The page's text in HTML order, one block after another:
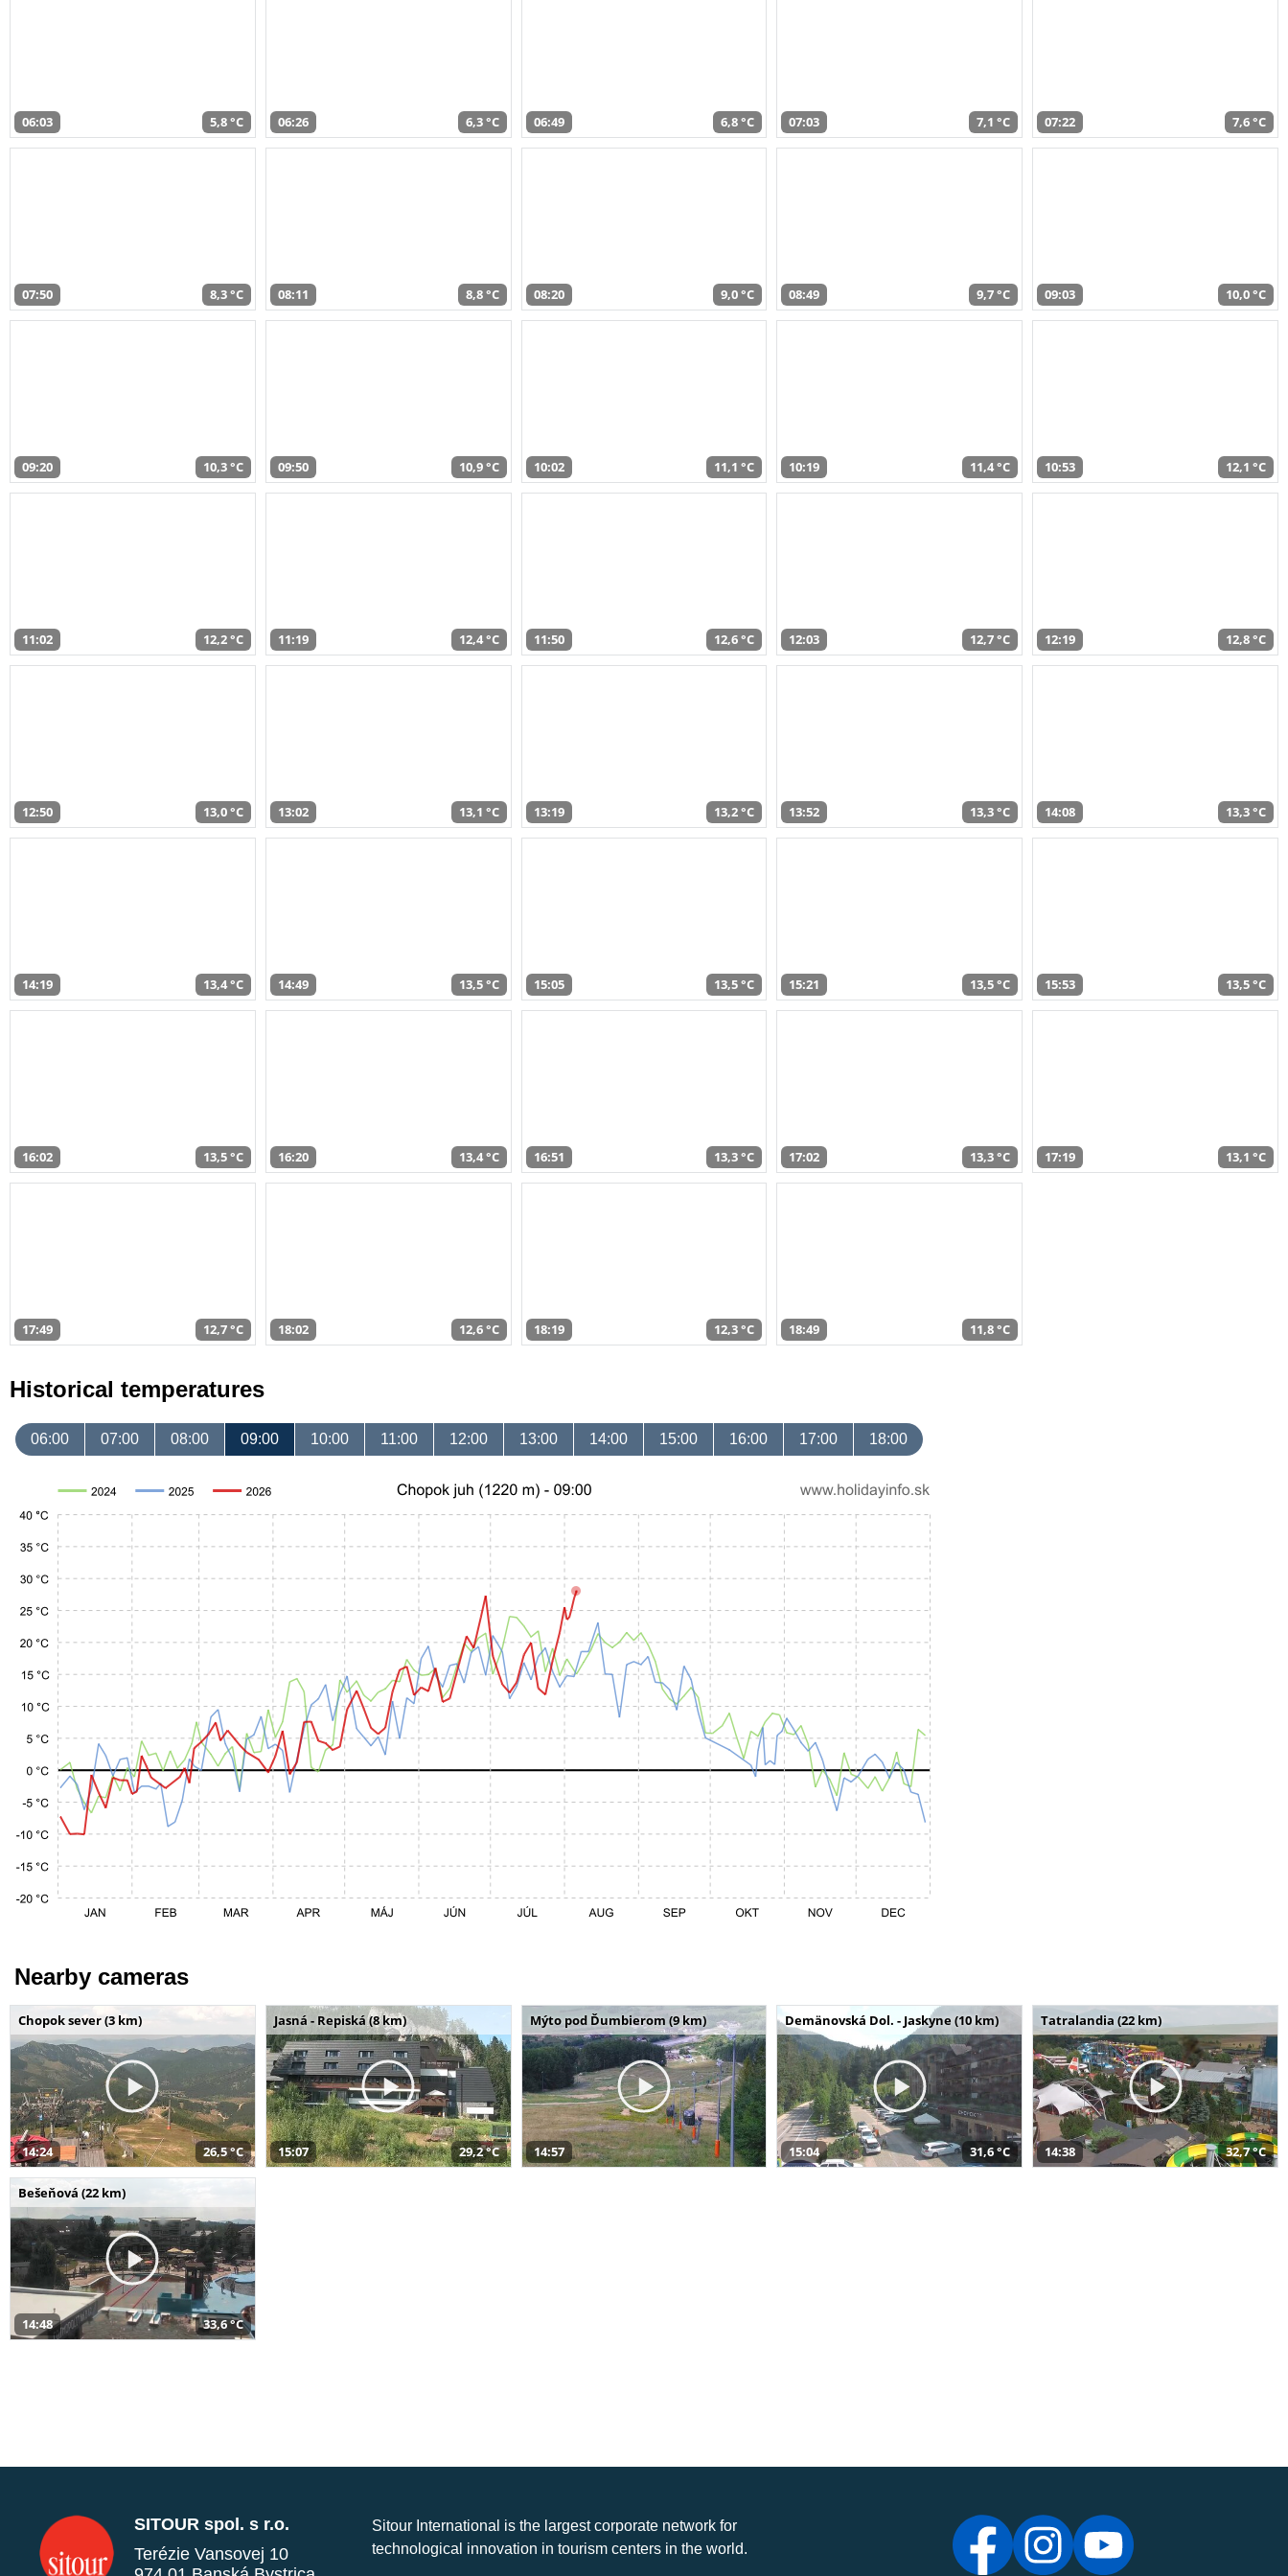
06:03 5,8 °C 06:26 6,3 °C 06:49 6,8 °C 07:03 7,1 °C 07:22 7,6 °C
07:50 8,3 °C 08:11 8,8 °C 08:20 9,0 °C 08:49 9,7 °C 09:03 10,0 °C
09:20 10,3 °C 09:50 10,9 °C 10:02 11,1 °C 10:19 11,4 °C 10:53 12,1 °C
11:02 12,2 °C 11:19 12,4 °C 11:50 12,6 °C 12:03 12,7 °C 12:19 12,8 °C
12:50 13,0 °C 13:02 13,1 °C 13:19 13,2 °C 13:52 13,3 °C 14:08 13,3 °C
14:19 13,4 °C 14:49 13,5 °C 15:05 13,5 °C 15:21 13,5 °C 15:53 13,5 °C
16:02 13,5 °C 16:20 13,4 °C 16:51 13,3 °C 17:02 13,3 °C 17:19 13,1 °C
17:49 12,7 °C 18:02 12,6 °C 18:19 12,3 °C 18:49 11,8 °C
Historical temperatures
06:00 07:00 08:00 09:00 10:00 11:00 12:00 13:00 14:00 15:00 16:00 17:00 18:00
Nearby cameras
Chopok sever (3 km)
14:24 26,5 °C
Jasná - Repiská (8 km)
15:07 29,2 °C
Mýto pod Ďumbierom (9 km)
14:57
Demänovská Dol. - Jaskyne (10 km)
15:04 31,6 °C
Tatralandia (22 km)
14:38 32,7 °C
Bešeňová (22 km)
14:48 33,6 °C
SITOUR spol. s r.o.
Terézie Vansovej 10
Sitour International is the largest corporate network for
technological innovation in tourism centers in the world.